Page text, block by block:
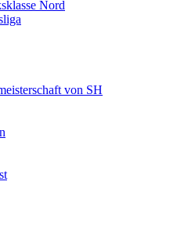
Nord
von SH